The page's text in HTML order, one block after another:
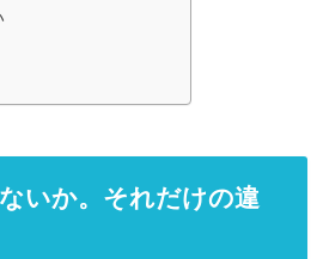
いか。それだけの違